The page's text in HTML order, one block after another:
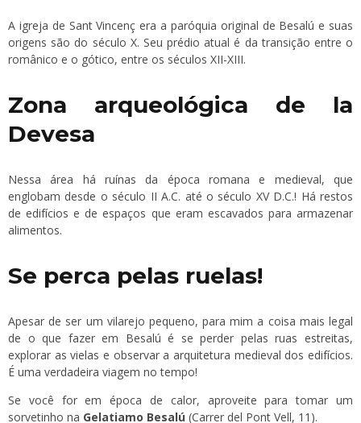
A igreja de Sant Vincenç era a paróquia original de Besalú e suas
origens são do século X. Seu prédio atual é da transição entre o
românico e o gótico, entre os séculos XII-XIII.
Zona arqueológica de la
Devesa
Nessa área há ruínas da época romana e medieval, que
englobam desde o século II A.C. até o século XV D.C.! Há restos
de edifícios e de espaços que eram escavados para armazenar
alimentos.
Se perca pelas ruelas!
Apesar de ser um vilarejo pequeno, para mim a coisa mais legal
de o que fazer em Besalú é se perder pelas ruas estreitas,
explorar as vielas e observar a arquitetura medieval dos edifícios.
É uma verdadeira viagem no tempo!
Se você for em época de calor, aproveite para tomar um
sorvetinho na Gelatiamo Besalú (Carrer del Pont Vell, 11).